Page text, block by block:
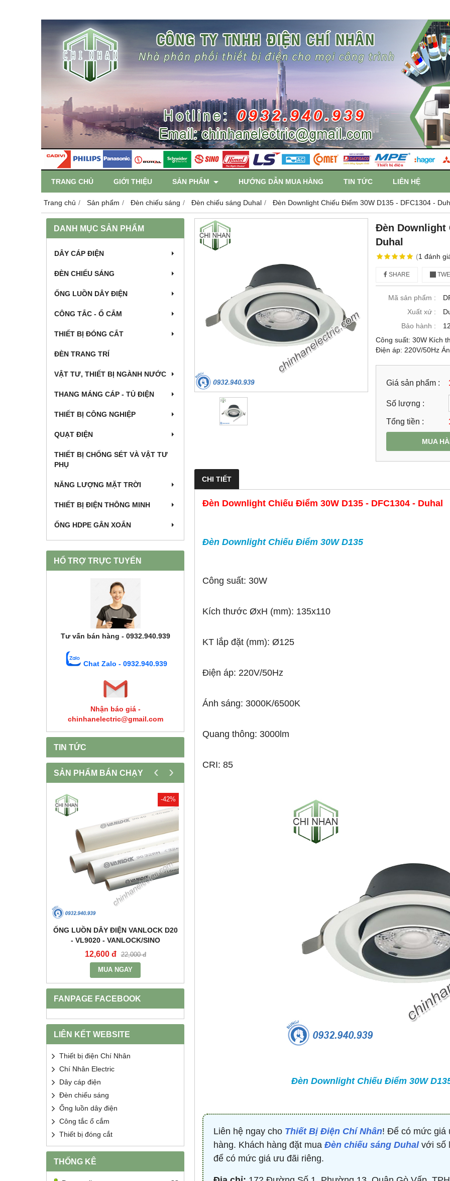
TRANG CHỦ GIỚI THIỆU SẢN PHẨM HƯỚNG DẪN MUA HÀNG TIN TỨC LIÊN HỆ
Trang chủ Sản phẩm Đèn chiếu sáng Đèn chiếu sáng Duhal Đèn Downlight Chiếu Điểm 30W D135 - DFC1304 -
DANH MỤC SẢN PHẨM
DÂY CÁP ĐIỆN
ĐÈN CHIẾU SÁNG
ỐNG LUỒN DÂY ĐIỆN
CÔNG TẮC - Ổ CẮM
THIẾT BỊ ĐÓNG CẮT
ĐÈN TRANG TRÍ
VẬT TƯ, THIẾT BỊ NGÀNH NƯỚC
THANG MÁNG CÁP - TỦ ĐIỆN
THIẾT BỊ CÔNG NGHIỆP
QUẠT ĐIỆN
THIẾT BỊ CHỐNG SÉT VÀ VẬT TƯ
PHỤ
NĂNG LƯỢNG MẶT TRỜI
THIẾT BỊ ĐIỆN THÔNG MINH
ỐNG HDPE GÂN XOẮN
HỔ TRỢ TRỰC TUYẾN
Tư vấn bán hàng - 0932.940.939
Chat Zalo - 0932.940.939
Nhận báo giá -
chinhanelectric@gmail.com
TIN TỨC
SẢN PHẨM BÁN CHẠY
-42%
ỐNG LUỒN DÂY ĐIỆN VANLOCK D20
- VL9020 - VANLOCK/SINO
12,600 đ 22,000 đ
MUA NGAY
BỘ ĐIỀU KHIỂN TỤ BÙ 380V 4 CẤP -
HJKL5CQ4S - HIMEL
876,645 đ 1,759,000 đ
MUA NGAY
‹ ›
FANPAGE FACEBOOK
LIÊN KẾT WEBSITE
Thiết bị điện Chí Nhân
Chí Nhân Electric
Dây cáp điện
Đèn chiếu sáng
Ống luồn dây điện
Công tắc ổ cắm
Thiết bị đóng cắt
THỐNG KÊ
Đèn Downlight
Duhal
(1 đánh
SHARE
Mã sản phẩm :
Xuất xứ :
Bảo hành :
Công suất: 30W Kích
Điện áp: 220V/50Hz
Giá sản phẩm :
Số lượng :
Tổng tiền :
MUA
CHI TIẾT
Đèn Downlight Chiếu Điểm 30W D135 - DFC1304 - Duhal
Đèn Downlight Chiếu Điểm 30W D135
Công suất: 30W
Kích thước ØxH (mm): 135x110
KT lắp đặt (mm): Ø125
Điện áp: 220V/50Hz
Ánh sáng: 3000K/6500K
Quang thông: 3000lm
CRI: 85
Đèn Downlight Chiếu Điểm 30W
Liên hệ ngay cho Thiết Bị Điện Chí Nhân! Để có mức giá
hàng. Khách hàng đặt mua Đèn chiếu sáng Duhalvới số
để có mức giá ưu đãi riêng.